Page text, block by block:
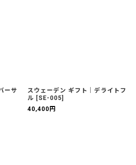
ーサ
スウェーデン ギフト｜デライトフ
ル [SE-005]
40,400 円